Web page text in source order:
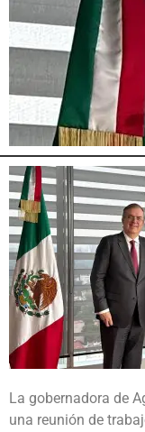
La gobernadora de
una reunión de